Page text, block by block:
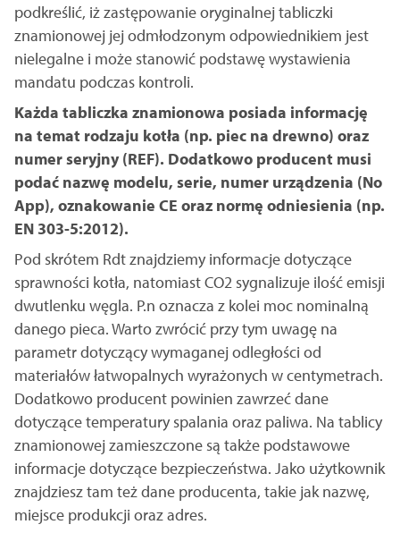
podkreślić, iż zastępowanie oryginalnej tabliczki
znamionowej jej odmłodzonym odpowiednikiem jest
nielegalne i może stanowić podstawę wystawienia
mandatu podczas kontroli.
Każda tabliczka znamionowa posiada informację
na temat rodzaju kotła (np. piec na drewno) oraz
numer seryjny (REF). Dodatkowo producent musi
podać nazwę modelu, serie, numer urządzenia (No
App), oznakowanie CE oraz normę odniesienia (np.
EN 303-5:2012).
Pod skrótem Rdt znajdziemy informacje dotyczące
sprawności kotła, natomiast CO2 sygnalizuje ilość emisji
dwutlenku węgla. P.n oznacza z kolei moc nominalną
danego pieca. Warto zwrócić przy tym uwagę na
parametr dotyczący wymaganej odległości od
materiałów łatwopalnych wyrażonych w centymetrach.
Dodatkowo producent powinien zawrzeć dane
dotyczące temperatury spalania oraz paliwa. Na tablicy
znamionowej zamieszczone są także podstawowe
informacje dotyczące bezpieczeństwa. Jako użytkownik
znajdziesz tam też dane producenta, takie jak nazwę,
miejsce produkcji oraz adres.